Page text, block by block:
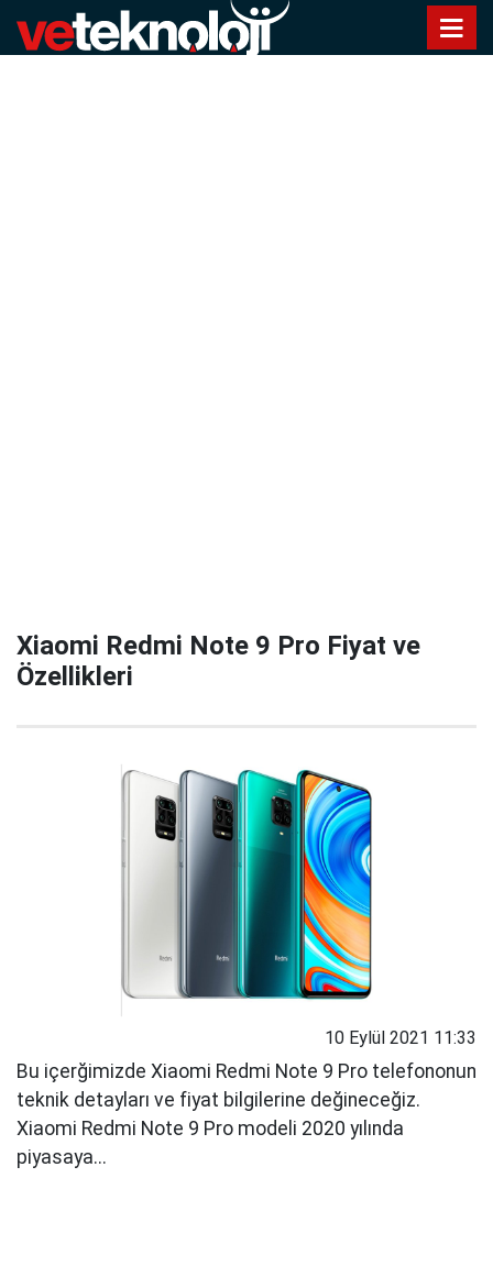
Xiaomi Redmi Note 9 Pro Fiyat ve
Özellikleri
10 Eylül 2021 11:33
Bu içerğimizde Xiaomi Redmi Note 9 Pro telefononun
teknik detayları ve fiyat bilgilerine değineceğiz.
Xiaomi Redmi Note 9 Pro modeli 2020 yılında
piyasaya...